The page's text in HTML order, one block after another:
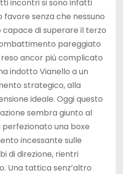
incontri si sono infatti
favore senza che nessuno
capace di superare il terzo
pareggiato
reso ancor più complicato
indotto Vianello a un
strategico, alla
ideale. Oggi questo
sembra giunto al
perfezionato una boxe
incessante sulle
di direzione, rientri
Una tattica senz’altro